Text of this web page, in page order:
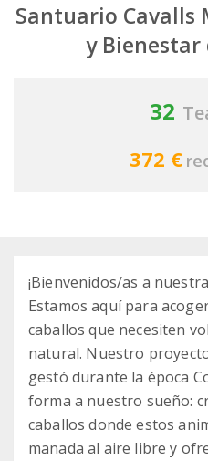
Santuario Cavalls
y Bienestar
32
372 €
¡Bienvenidos/as a
Estamos aquí para
caballos que necesiten
natural. Nuestro
gestó durante la época
forma a nuestro sueño:
caballos donde estos
manada al aire libre y